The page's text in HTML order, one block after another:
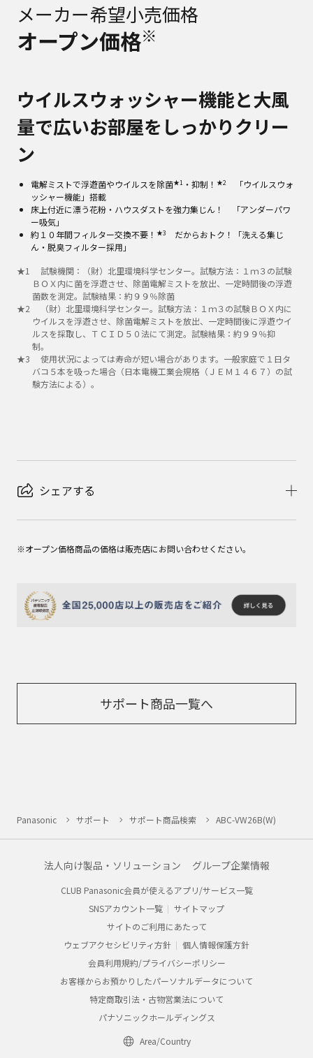
メーカー希望小売価格
オープン価格※
ウイルスウォッシャー機能と大風
量で広いお部屋をしっかりクリー
ン
電解ミストで浮遊菌やウイルスを除菌★1 ・抑制！ ★2
「ウイルスウォ
ッシャー機能」搭載
床上付近に漂う花粉・ハウスダストを強力集じん！ 「アンダーパワ
ー吸気」
約１０年間フィルター交換不要！ ★3
だからおトク！「洗える集じ
ん・脱臭フィルター採用」
★1
試験機関：（財）北里環境科学センター。試験方法：１ｍ３の試験
ＢＯＸ内に菌を浮遊させ、除菌電解ミストを放出、一定時間後の浮遊
菌数を測定。試験結果：約９９％除菌
★2
（財）北里環境科学センター。試験方法：１ｍ３の試験ＢＯＸ内に
ウイルスを浮遊させ、除菌電解ミストを放出、一定時間後に浮遊ウイ
ルスを採取し、ＴＣＩＤ５０法にて測定。試験結果：約９９％抑
制。
★3
使用状況によっては寿命が短い場合があります。一般家庭で１日タ
バコ５本を吸った場合（日本電機工業会規格（ＪＥＭ１４６７）の試
験方法による）。
シェアする
※オープン価格商品の価格は販売店にお問い合わせください。
サポート商品一覧へ
Panasonic サポート サポート商品検索 ABC-VW26B(W)
法人向け製品・ソリューション グループ企業情報
CLUB Panasonic会員が使えるアプリ/サービス一覧
SNSアカウント一覧
サイトマップ
サイトのご利用にあたって
ウェブアクセシビリティ方針
個人情報保護方針
会員利用規約/プライバシーポリシー
お客様からお預かりしたパーソナルデータについて
特定商取引法・古物営業法について
パナソニックホールディングス
Area/Country